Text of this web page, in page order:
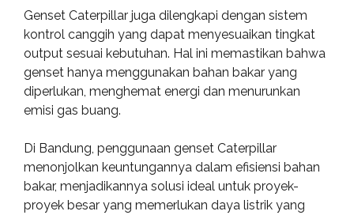
Genset Caterpillar juga dilengkapi dengan sistem
kontrol canggih yang dapat menyesuaikan tingkat
output sesuai kebutuhan. Hal ini memastikan bahwa
genset hanya menggunakan bahan bakar yang
diperlukan, menghemat energi dan menurunkan
emisi gas buang.
Di Bandung, penggunaan genset Caterpillar
menonjolkan keuntungannya dalam efisiensi bahan
bakar, menjadikannya solusi ideal untuk proyek-
proyek besar yang memerlukan daya listrik yang